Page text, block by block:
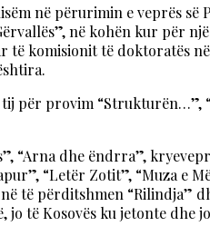
në përurimin e veprës
në kohën kur për
komisionit të doktoratës
për provim
“Arna dhe ëndrra”,
“Letër Zotit”, “Muza e
përditshmen “Rilindja”
të Kosovës ku jetonte dhe